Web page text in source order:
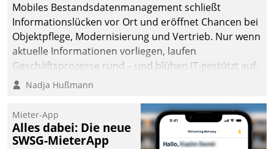
Mobiles Bestandsdatenmanagement schließt
Informationslücken vor Ort und eröffnet Chancen bei
Objektpflege, Modernisierung und Vertrieb. Nur wenn
aktuelle Informationen vorliegen, laufen
Geschäftsprozesse rund – und blühen IT-gestützt auf.
Nadja Hußmann
Mieter-App
Alles dabei: Die neue
SWSG-MieterApp